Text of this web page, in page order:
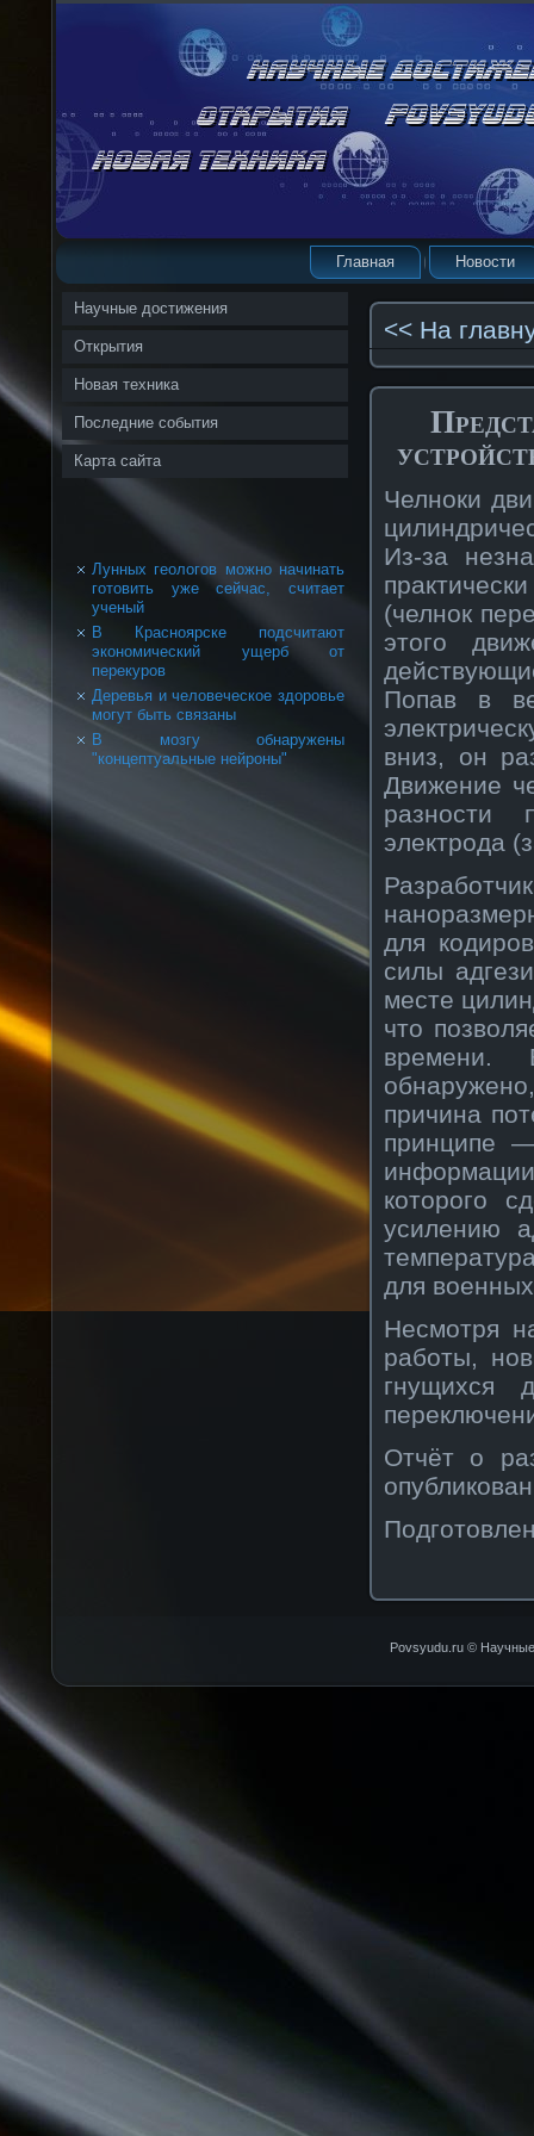
Главная Новости
Научные достижения
Открытия
Новая техника
Последние события
Карта сайта
Лунных геологов можно начинать
готовить уже сейчас, считает
ученый
В Красноярске подсчитают
экономический ущерб от
перекуров
Деревья и человеческое здоровье
могут быть связаны
В мозгу обнаружены
"концептуальные нейроны"
<< На
Челноки
Из-за
(челнок
этого
Попав в
вниз, он
Движение
разности
электрода
для
силы
месте
что
времени.
причина
принципе
информации
которого
усилению
для
Несмотря
работы,
гнущихся
Отчёт о
Povsyudu.ru © Научные